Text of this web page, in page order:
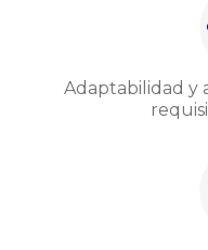
Adaptabilidad y